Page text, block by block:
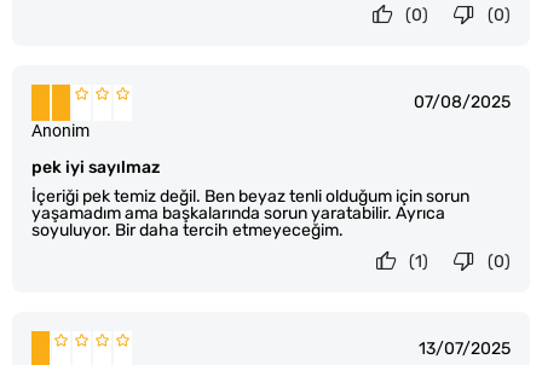
(0)
(0)
07/08/2025
pek iyi sayılmaz
İçeriği pek temiz değil. Ben beyaz tenli olduğum için sorun
yaşamadım ama başkalarında sorun yaratabilir. Ayrıca
soyuluyor. Bir daha tercih etmeyeceğim.
Anonim
(0)
(1)
13/07/2025